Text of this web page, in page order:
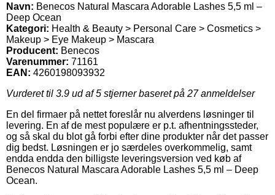
Navn: Benecos Natural Mascara Adorable Lashes 5,5 ml –
Deep Ocean
Kategori: Health & Beauty > Personal Care > Cosmetics >
Makeup > Eye Makeup > Mascara
Producent: Benecos
Varenummer: 71161
EAN: 4260198093932
Vurderet til 3.9 ud af 5 stjerner baseret på 27anmeldelser
En del firmaer på nettet foreslår nu alverdens løsninger til
levering. En af de mest populære er p.t. afhentningssteder,
og så skal du blot gå forbi efter dine produkter når det passer
dig bedst. Løsningen er jo særdeles overkommelig, samt
endda endda den billigste leveringsversion ved køb af
Benecos Natural Mascara Adorable Lashes 5,5 ml – Deep
Ocean.